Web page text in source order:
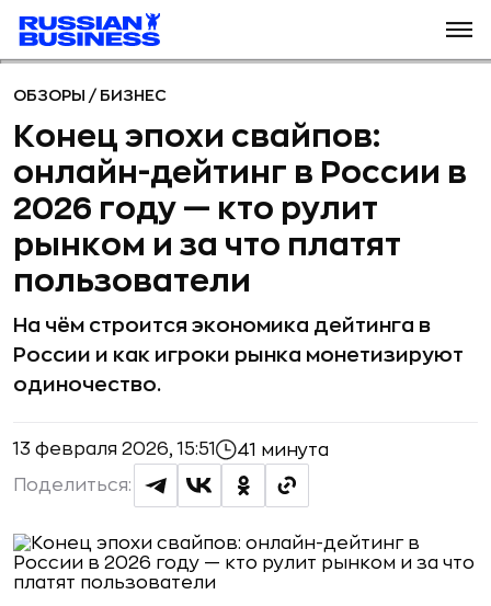
ОБЗОРЫ / БИЗНЕС
Конец эпохи свайпов:
онлайн-дейтинг в России в
2026 году — кто рулит
рынком и за что платят
пользователи
На чём строится экономика дейтинга в
России и как игроки рынка монетизируют
одиночество.
13 февраля 2026, 15:51 41 минута
Поделиться: